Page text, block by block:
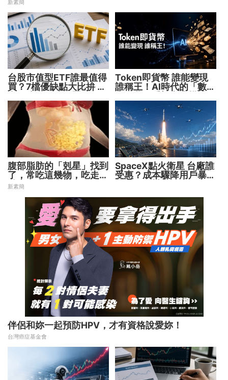
新素簡
台股市值型ETF誰最值得
買？7檔優缺點大比拚 找
Token即貨幣 誰能變現
誰稱王！AI時代的「數位
腹部脂肪的「剋星」找到
了，常吃這幾物，吃走大
肚囊，瘦出小蠻腰
新素簡
SpaceX點火衛星 台廠誰
受惠？成本驟降用戶暴增
伴侶和妳一起預防HPV，才有資格說愛妳！
台灣癌症基金會